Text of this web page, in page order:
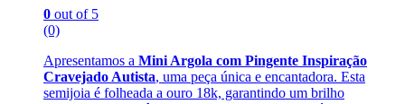
0 out of 5
(0)
Apresentamos a Mini Argola com Pingente Inspiração
Cravejado Autista, uma peça única e encantadora. Esta
semijoia é folheada a ouro 18k, garantindo um brilho